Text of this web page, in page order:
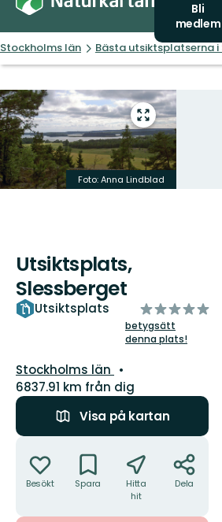
Bli
medlem
Stockholms län Bästa utsiktsplatserna
Gå
till
helskärmsläge
Foto: Anna Lindblad
Utsiktsplats,
Slessberget
Utsiktsplats
av
5
stjärnor
betygsätt
denna plats!
Län:
Stockholms län
6837.91 km från dig
Visa på kartan
Besökt Spara
Hitta
hit
Dela